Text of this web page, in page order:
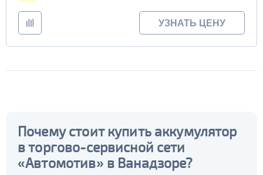
УЗНАТЬ ЦЕНУ
Почему стоит купить аккумулятор
в торгово-сервисной сети
«Автомотив» в Ванадзоре?